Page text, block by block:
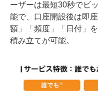
ーザーは最短30秒でビ
能で、口座開設後は即
額」「頻度」「日付」
積み立てが可能。